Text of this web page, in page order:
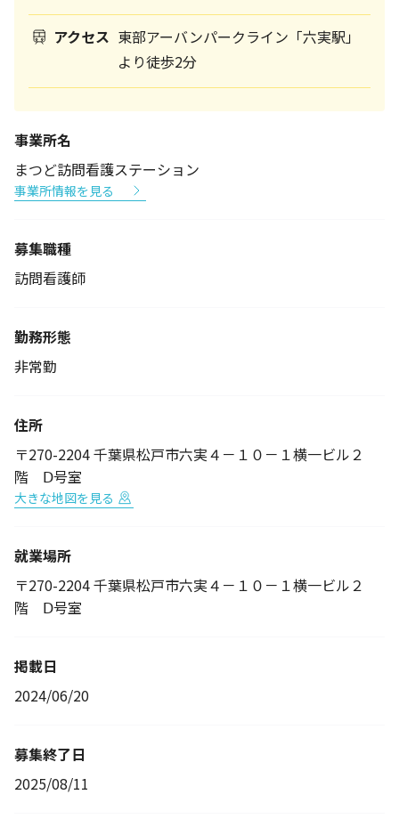
アクセス 東部アーバンパークライン「六実駅」
より徒歩2分
事業所名
まつど訪問看護ステーション
事業所情報を見る
募集職種
訪問看護師
勤務形態
非常勤
住所
〒270-2204 千葉県松戸市六実４－１０－１横一ビル２
階 Ⅾ号室
大きな地図を見る
就業場所
〒270-2204 千葉県松戸市六実４－１０－１横一ビル２
階 Ⅾ号室
掲載日
2024/06/20
募集終了日
2025/08/11